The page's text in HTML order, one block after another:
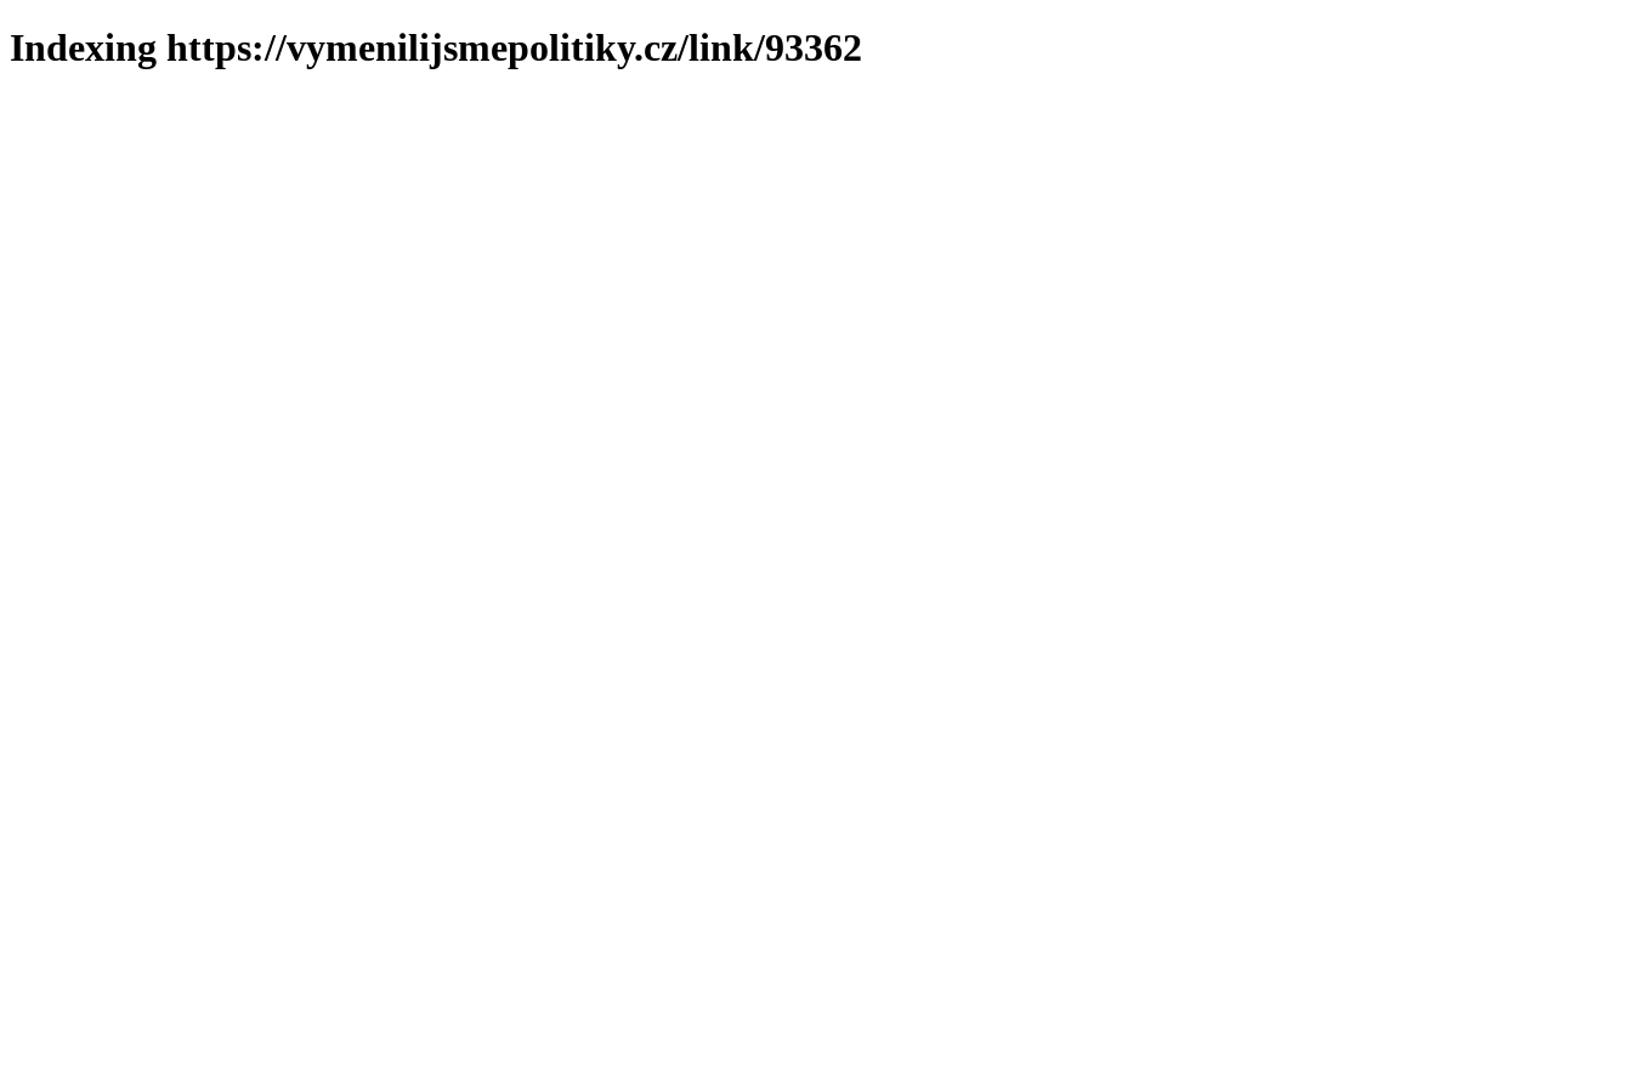
Indexing https://vymenilijsmepolitiky.cz/link/93362